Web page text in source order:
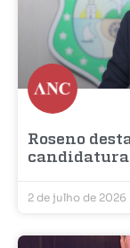
Roseno
candidatura
2 de julho de 2026